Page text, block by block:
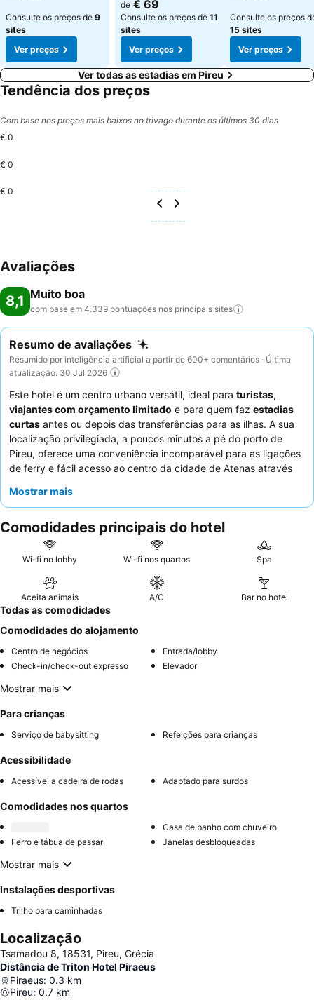
Consulte os preços de 9
sites
Ver preços
de € 69
Consulte os preços de 11
sites
Ver preços
Consulte os preços
15 sites
Ver preços
Ver todas as estadias em Pireu
Tendência dos preços
Com base nos preços mais baixos no trivago durante os últimos 30 dias
€ 0
€ 0
€ 0
Avaliações
8,1 Muito boa
com base em 4.339 pontuações nos principais sites
Resumo de avaliações
Resumido por inteligência artificial a partir de 600+ comentários · Última
atualização: 30 Jul 2026
Este hotel é um centro urbano versátil, ideal para turistas,
viajantes com orçamento limitado e para quem faz estadias
curtas antes ou depois das transferências para as ilhas. A sua
localização privilegiada, a poucos minutos a pé do porto de
Pireu, oferece uma conveniência incomparável para as ligações
de ferry e fácil acesso ao centro da cidade de Atenas através
se pela sua política de
companheiros peludos. Os hóspedes elogiam consistentemente
excecional prestabilidade da equipa da receção e obuffet
de pequeno-almoço
consistentemente bom e variado, com
relaxante, considere pedir um quarto com
para um
agradável espaço exterior.
Mostrar mais
Comodidades principais do hotel
Wi-fi no lobby Wi-fi nos quartos Spa
Aceita animais A/C Bar no hotel
Todas as comodidades
Comodidades do alojamento
Centro de negócios
Entrada/lobby
Check-in/check-out expresso
Elevador
Mostrar mais
Para crianças
Serviço de babysitting Refeições para crianças
Acessibilidade
Acessível a cadeira de rodas Adaptado para surdos
Comodidades nos quartos
Casa de banho com chuveiro
Ferro e tábua de passar
Janelas desbloqueadas
Mostrar mais
Instalações desportivas
Trilho para caminhadas
Localização
Tsamadou 8, 18531, Pireu, Grécia
Distância de Triton Hotel Piraeus
Piraeus: 0.3 km
Pireu: 0.7 km